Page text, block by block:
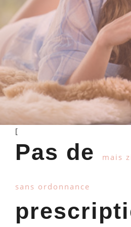
[
Pas de mais
sans ordonnance